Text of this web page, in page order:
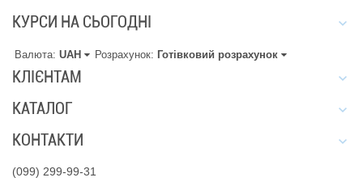
КУРСИ НА СЬОГОДНІ
Валюта: UAH Розрахунок: Готівковий розрахунок
КЛІЄНТАМ
КАТАЛОГ
КОНТАКТИ
(099) 299-99-31